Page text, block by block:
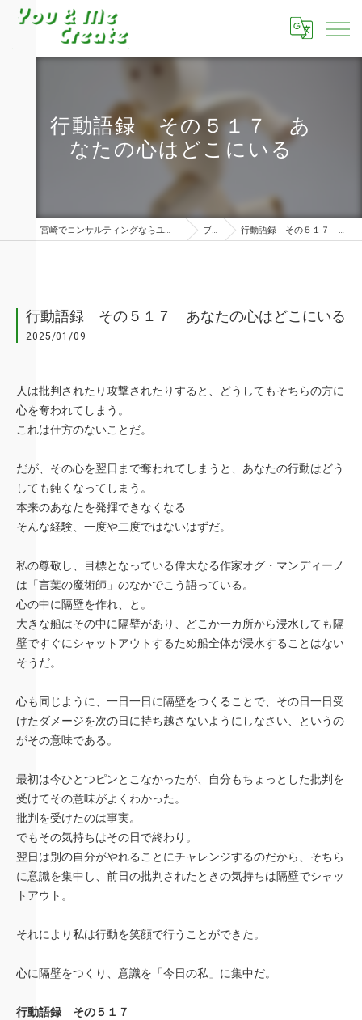
行動語録 その５１７ あ
なたの心はどこにいる
宮崎でコンサルティングならユーアンドミークリエイト株式会社 ブログ 行動語録 その５１７ あなたの心はどこにいる
行動語録 その５１７ あなたの心はどこにいる
2025/01/09
人は批判されたり攻撃されたりすると、どうしてもそちらの方に
心を奪われてしまう。
これは仕方のないことだ。
だが、その心を翌日まで奪われてしまうと、あなたの行動はどう
しても鈍くなってしまう。
本来のあなたを発揮できなくなる
そんな経験、一度や二度ではないはずだ。
私の尊敬し、目標となっている偉大なる作家オグ・マンディーノ
は「言葉の魔術師」のなかでこう語っている。
心の中に隔壁を作れ、と。
大きな船はその中に隔壁があり、どこか一カ所から浸水しても隔
壁ですぐにシャットアウトするため船全体が浸水することはない
そうだ。
心も同じように、一日一日に隔壁をつくることで、その日一日受
けたダメージを次の日に持ち越さないようにしなさい、というの
がその意味である。
最初は今ひとつピンとこなかったが、自分もちょっとした批判を
受けてその意味がよくわかった。
批判を受けたのは事実。
でもその気持ちはその日で終わり。
翌日は別の自分がやれることにチャレンジするのだから、そちら
に意識を集中し、前日の批判されたときの気持ちは隔壁でシャッ
トアウト。
それにより私は行動を笑顔で行うことができた。
心に隔壁をつくり、意識を「今日の私」に集中だ。
行動語録 その５１７